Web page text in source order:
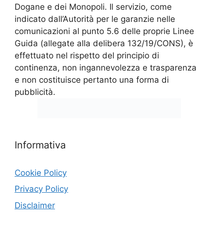
Dogane e dei Monopoli. Il servizio, come
indicato dall’Autorità per le garanzie nelle
comunicazioni al punto 5.6 delle proprie Linee
Guida (allegate alla delibera 132/19/CONS), è
effettuato nel rispetto del principio di
continenza, non ingannevolezza e trasparenza
e non costituisce pertanto una forma di
pubblicità.
Informativa
Cookie Policy
Privacy Policy
Disclaimer